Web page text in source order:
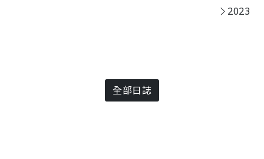
2023
全部日誌